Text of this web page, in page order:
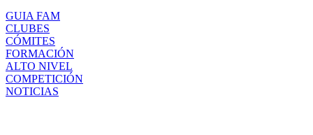
GUIA FAM
CLUBES
CÓMITES
FORMACIÓN
ALTO NIVEL
COMPETICIÓN
NOTICIAS